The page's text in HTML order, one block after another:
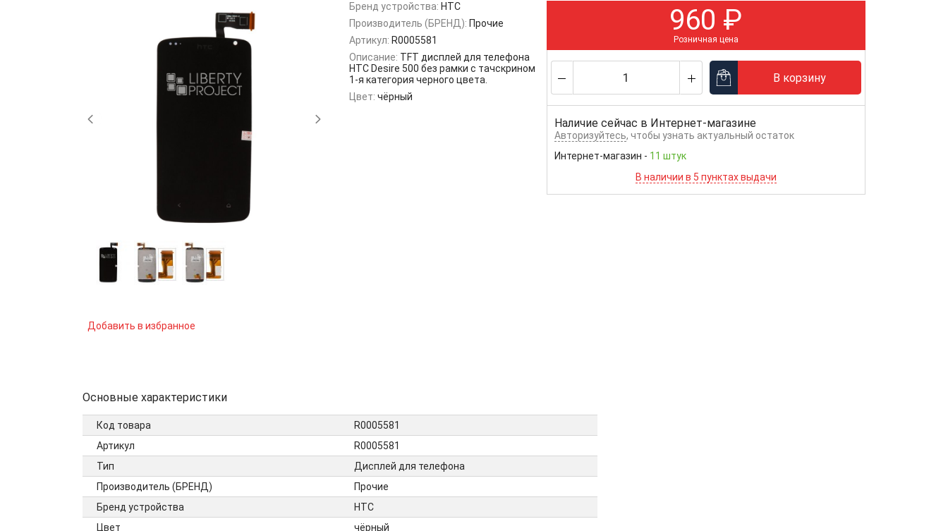
Добавить в избранное
Бренд устройства: HTC
Производитель (БРЕНД): Прочие
Артикул: R0005581
Описание: TFT дисплей для телефона
HTC Desire 500 без рамки с тачскрином
1-я категория черного цвета.
Цвет: чёрный
960 ₽
Розничная цена
В корзину
Наличие сейчас в Интернет-магазине
Авторизуйтесь, чтобы узнать актуальный остаток
Интернет-магазин - 11 штук
В наличии в 5 пунктах выдачи
Основные характеристики
Код товара
R0005581
Артикул
R0005581
Тип
Дисплей для телефона
Производитель (БРЕНД)
Прочие
Бренд устройства
HTC
Цвет
чёрный